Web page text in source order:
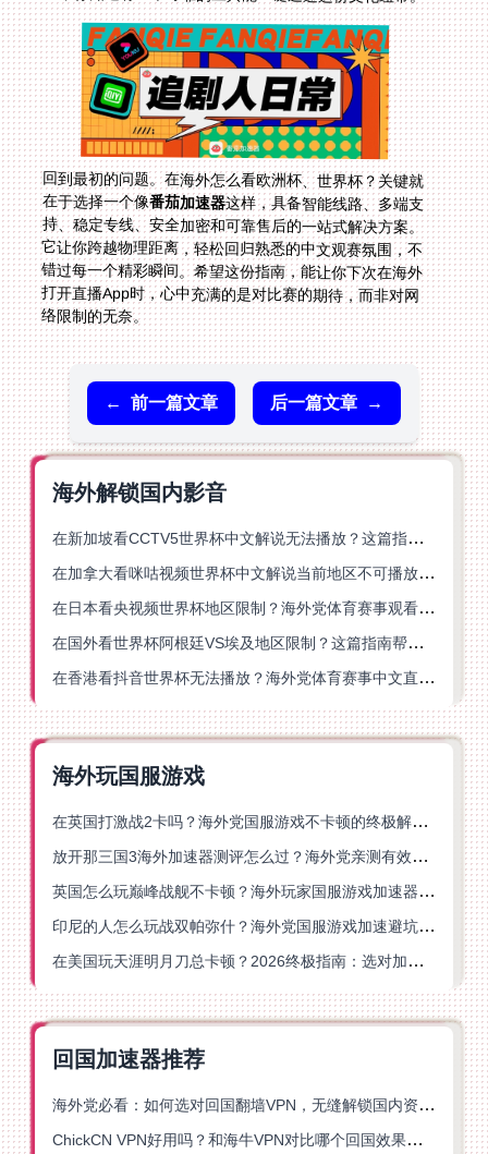
回到最初的问题。在海外怎么看欧洲杯、世界杯？关键就
在于选择一个像番茄加速器这样，具备智能线路、多端支
持、稳定专线、安全加密和可靠售后的一站式解决方案。
它让你跨越物理距离，轻松回归熟悉的中文观赛氛围，不
错过每一个精彩瞬间。希望这份指南，能让你下次在海外
打开直播App时，心中充满的是对比赛的期待，而非对网
络限制的无奈。
← 前一篇文章 后一篇文章 →
海外解锁国内影音
在新加坡看CCTV5世界杯中文解说无法播放？这篇指南帮你解锁海外体育直播自由
在加拿大看咪咕视频世界杯中文解说当前地区不可播放？这篇指南帮你一键解决
在日本看央视频世界杯地区限制？海外党体育赛事观看终极指南
在国外看世界杯阿根廷VS埃及地区限制？这篇指南帮你搞定中文直播+解说
在香港看抖音世界杯无法播放？海外党体育赛事中文直播终极指南
海外玩国服游戏
在英国打激战2卡吗？海外党国服游戏不卡顿的终极解决方案
放开那三国3海外加速器测评怎么过？海外党亲测有效的国服游戏加速指南
英国怎么玩巅峰战舰不卡顿？海外玩家国服游戏加速器终极指南
印尼的人怎么玩战双帕弥什？海外党国服游戏加速避坑指南
在美国玩天涯明月刀总卡顿？2026终极指南：选对加速器让你丝滑连招
回国加速器推荐
海外党必看：如何选对回国翻墙VPN，无缝解锁国内资源？
ChickCN VPN好用吗？和海牛VPN对比哪个回国效果更好？